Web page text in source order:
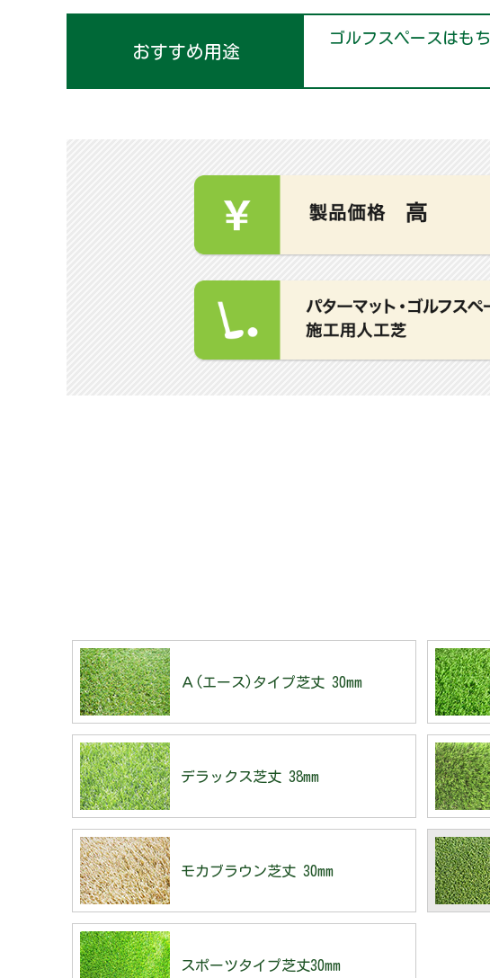
おすすめ用途
ゴルフスペースはも
Ａ(エース)タイプ芝丈 30mm
デラックス芝丈 38mm
モカブラウン芝丈 30mm
スポーツタイプ芝丈30mm